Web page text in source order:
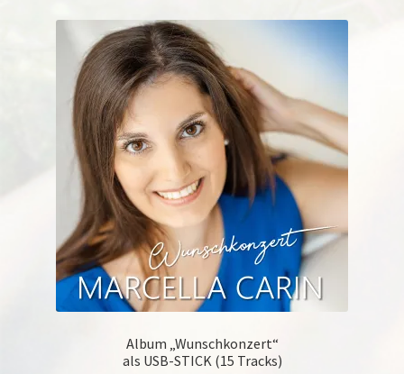
Album „Wunschkonzert“
als USB-STICK (15 Tracks)